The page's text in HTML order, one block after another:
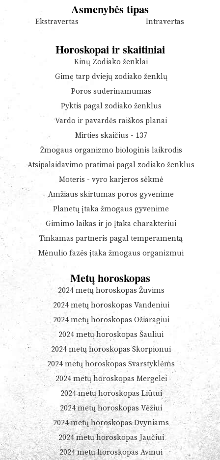
Asmenybės tipas
Ekstravertas Intravertas
Horoskopai ir skaitiniai
Kinų Zodiako ženklai
Gimę tarp dviejų zodiako ženklų
Poros suderinamumas
Pyktis pagal zodiako ženklus
Vardo ir pavardės raiškos planai
Mirties skaičius - 137
Žmogaus organizmo biologinis laikrodis
Atsipalaidavimo pratimai pagal zodiako ženklus
Moteris - vyro karjeros sėkmė
Amžiaus skirtumas poros gyvenime
Planetų įtaka žmogaus gyvenime
Gimimo laikas ir jo įtaka charakteriui
Tinkamas partneris pagal temperamentą
Mėnulio fazės įtaka žmogaus organizmui
Metų horoskopas
2024 metų horoskopas Žuvims
2024 metų horoskopas Vandeniui
2024 metų horoskopas Ožiaragiui
2024 metų horoskopas Šauliui
2024 metų horoskopas Skorpionui
2024 metų horoskopas Svarstyklėms
2024 metų horoskopas Mergelei
2024 metų horoskopas Liūtui
2024 metų horoskopas Vėžiui
2024 metų horoskopas Dvyniams
2024 metų horoskopas Jaučiui
2024 metų horoskopas Avinui